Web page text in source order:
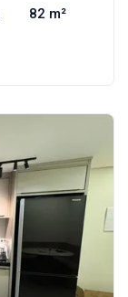
82 m²